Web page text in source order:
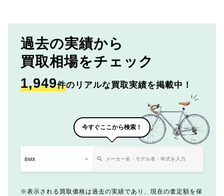
過去の実績から
買取相場をチェック
1,949件のリアルな買取実績を掲載中！
今すぐここから検索！
表示される買取価格は過去の実績であり、現在の査定額を保